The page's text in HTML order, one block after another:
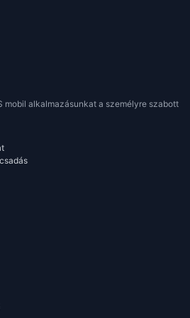
mobil alkalmazásunkat a személyre szabott